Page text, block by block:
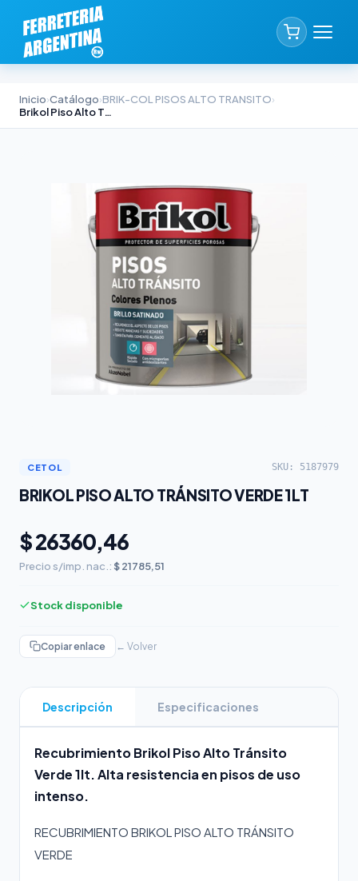
Inicio›Catálogo›BRIK-COL PISOS ALTO TRANSITO›
Brikol Piso Alto Tránsito Verde 1lt
CETOL SKU: 5187979
BRIKOL PISO ALTO TRÁNSITO VERDE 1LT
$ 26360,46
Precio s/imp. nac.: $ 21785,51
Stock disponible
Copiar enlace ← Volver
Descripción Especificaciones
Recubrimiento Brikol Piso Alto Tránsito
Verde 1lt. Alta resistencia en pisos de uso
intenso.
RECUBRIMIENTO BRIKOL PISO ALTO TRÁNSITO
VERDE